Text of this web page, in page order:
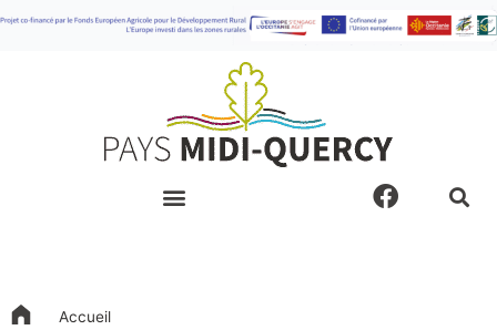
F
a
Accueil